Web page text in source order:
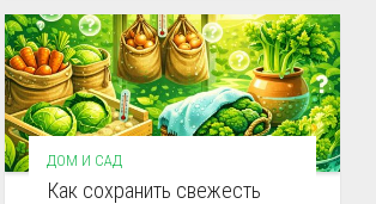
ДОМ И САД
Как сохранить свежесть